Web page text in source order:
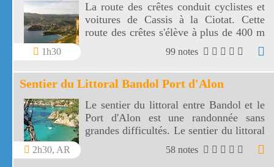
1h30
La route des crêtes conduit cyclistes et
voitures de Cassis à la Ciotat. Cette
route des crêtes s'élève à plus de 400 m
et surplombe la mer au travers plusieurs
99 notes
Sentier du Littoral Bandol Port d'Alon
2h30, AR
Le sentier du littoral entre Bandol et le
Port d'Alon est une randonnée sans
grandes difficultés. Le sentier du littoral
Bandol Port d'Alon offre des paysages
58 notes